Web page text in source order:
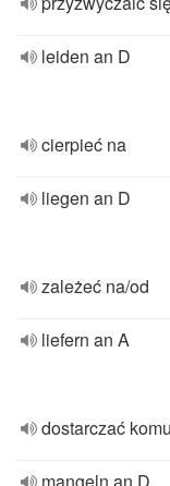
leiden an D
cierpieć na
liegen an D
zależeć na/od
liefern an A
dostarczać